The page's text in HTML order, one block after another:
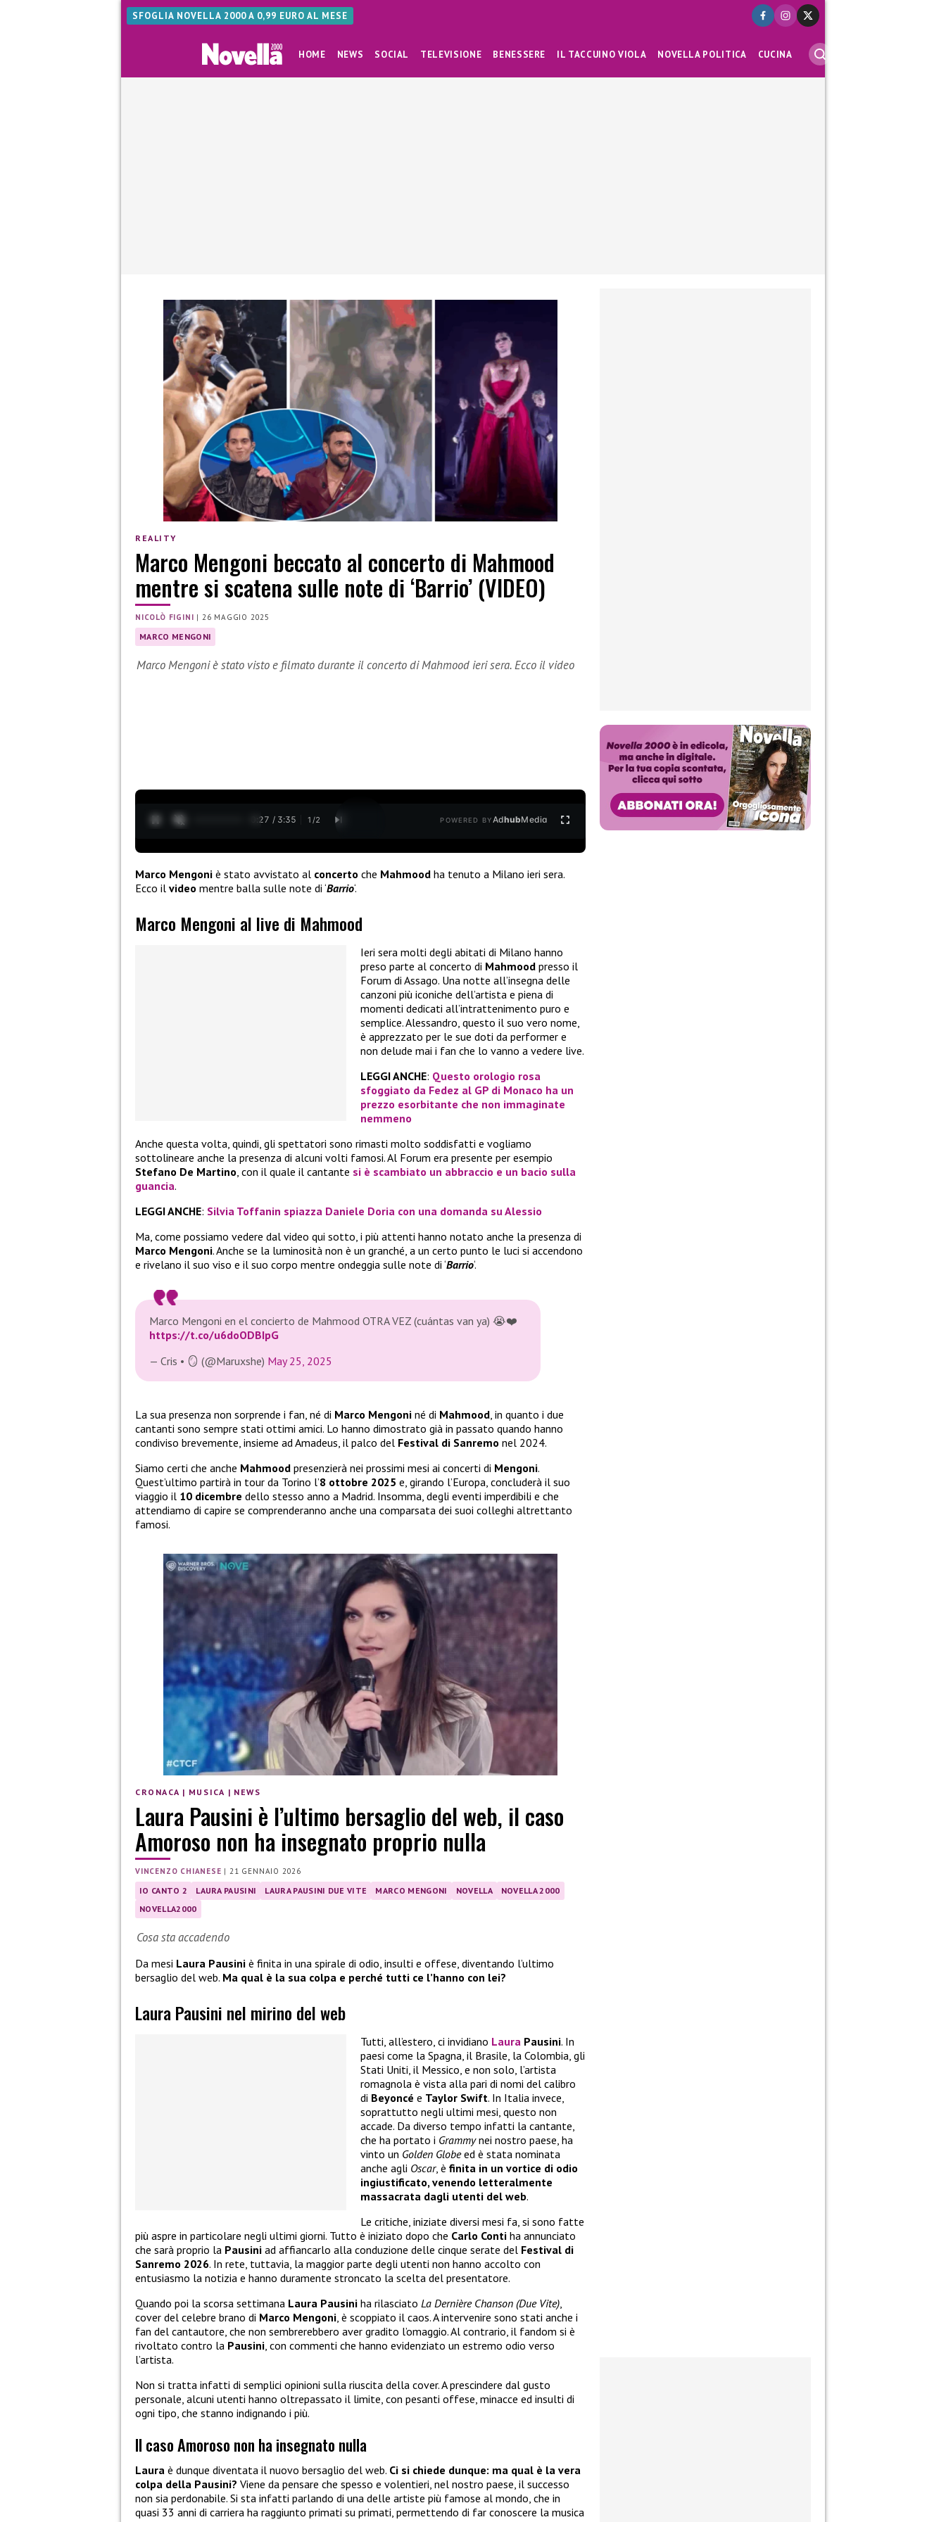
SFOGLIA NOVELLA 2000 A 0,99 EURO AL MESE
HOME NEWS SOCIAL TELEVISIONE BENESSERE IL TACCUINO VIOLA NOVELLA POLITICA CUCINA
REALITY
Marco Mengoni beccato al concerto di Mahmood
mentre si scatena sulle note di ‘Barrio’ (VIDEO)
NICOLÒ FIGINI | 26 MAGGIO 2025
MARCO MENGONI
Marco Mengoni è stato visto e filmato durante il concerto di Mahmood ieri sera. Ecco il video
0:28 / 3:35 1 /2 POWERED BYAdhubMedia
Marco Mengoni è stato avvistato al concerto che Mahmood ha tenuto a Milano ieri sera.
Ecco il video mentre balla sulle note di ‘Barrio‘.
Marco Mengoni al live di Mahmood
Ieri sera molti degli abitati di Milano hanno
preso parte al concerto di Mahmood presso il
Forum di Assago. Una notte all’insegna delle
canzoni più iconiche dell’artista e piena di
momenti dedicati all’intrattenimento puro e
semplice. Alessandro, questo il suo vero nome,
è apprezzato per le sue doti da performer e
non delude mai i fan che lo vanno a vedere live.
LEGGI ANCHE: Questo orologio rosa
sfoggiato da Fedez al GP di Monaco ha un
prezzo esorbitante che non immaginate
nemmeno
Anche questa volta, quindi, gli spettatori sono rimasti molto soddisfatti e vogliamo
sottolineare anche la presenza di alcuni volti famosi. Al Forum era presente per esempio
Stefano De Martino, con il quale il cantante si è scambiato un abbraccio e un bacio sulla
guancia.
LEGGI ANCHE: Silvia Toffanin spiazza Daniele Doria con una domanda su Alessio
Ma, come possiamo vedere dal video qui sotto, i più attenti hanno notato anche la presenza di
Marco Mengoni. Anche se la luminosità non è un granché, a un certo punto le luci si accendono
e rivelano il suo viso e il suo corpo mentre ondeggia sulle note di ‘Barrio‘.
Marco Mengoni en el concierto de Mahmood OTRA VEZ (cuántas van ya) 😭❤️
https://t.co/u6doODBIpG
— Cris • 🪞 (@Maruxshe) May 25, 2025
La sua presenza non sorprende i fan, né di Marco Mengoni né di Mahmood , in quanto i due
cantanti sono sempre stati ottimi amici. Lo hanno dimostrato già in passato quando hanno
condiviso brevemente, insieme ad Amadeus, il palco del Festival di Sanremo nel 2024.
Siamo certi che anche Mahmood presenzierà nei prossimi mesi ai concerti di Mengoni.
Quest’ultimo partirà in tour da Torino l’8 ottobre 2025 e, girando l’Europa, concluderà il suo
viaggio il 10 dicembre dello stesso anno a Madrid. Insomma, degli eventi imperdibili e che
attendiamo di capire se comprenderanno anche una comparsata dei suoi colleghi altrettanto
famosi.
CRONACA | MUSICA | NEWS
Laura Pausini è l’ultimo bersaglio del web, il caso
Amoroso non ha insegnato proprio nulla
VINCENZO CHIANESE |21 GENNAIO 2026
IO CANTO 2 LAURA PAUSINI LAURA PAUSINI DUE VITE MARCO MENGONI NOVELLA
NOVELLA 2000
NOVELLA2000
Cosa sta accadendo
Da mesi Laura Pausini è finita in una spirale di odio, insulti e offese, diventando l’ultimo
bersaglio del web. Ma qual è la sua colpa e perché tutti ce l’hanno con lei?
Laura Pausini nel mirino del web
Tutti, all’estero, ci invidiano Laura Pausini. In
paesi come la Spagna, il Brasile, la Colombia, gli
Stati Uniti, il Messico, e non solo, l’artista
romagnola è vista alla pari di nomi del calibro
di Beyoncé e Taylor Swift. In Italia invece,
soprattutto negli ultimi mesi, questo non
accade. Da diverso tempo infatti la cantante,
che ha portato i Grammynei nostro paese, ha
vinto un Golden Globeed è stata nominata
anche agli Oscar, è finita in un vortice di odio
ingiustificato, venendo letteralmente
massacrata dagli utenti del web.
Le critiche, iniziate diversi mesi fa, si sono fatte
più aspre in particolare negli ultimi giorni. Tutto è iniziato dopo che Carlo Conti ha annunciato
che sarà proprio la Pausini ad affiancarlo alla conduzione delle cinque serate del Festival di
Sanremo 2026. In rete, tuttavia, la maggior parte degli utenti non hanno accolto con
entusiasmo la notizia e hanno duramente stroncato la scelta del presentatore.
Quando poi la scorsa settimana Laura Pausini ha rilasciato La Dernière Chanson (Due Vite),
cover del celebre brano di Marco Mengoni, è scoppiato il caos. A intervenire sono stati anche i
fan del cantautore, che non sembrerebbero aver gradito l’omaggio. Al contrario, il fandom si è
rivoltato contro la Pausini, con commenti che hanno evidenziato un estremo odio verso
l’artista.
Non si tratta infatti di semplici opinioni sulla riuscita della cover. A prescindere dal gusto
personale, alcuni utenti hanno oltrepassato il limite, con pesanti offese, minacce ed insulti di
ogni tipo, che stanno indignando i più.
Il caso Amoroso non ha insegnato nulla
Laura è dunque diventata il nuovo bersaglio del web. Ci si chiede dunque: ma qual è la vera
colpa della Pausini? Viene da pensare che spesso e volentieri, nel nostro paese, il successo
non sia perdonabile. Si sta infatti parlando di una delle artiste più famose al mondo, che in
quasi 33 anni di carriera ha raggiunto primati su primati, permettendo di far conoscere la musica